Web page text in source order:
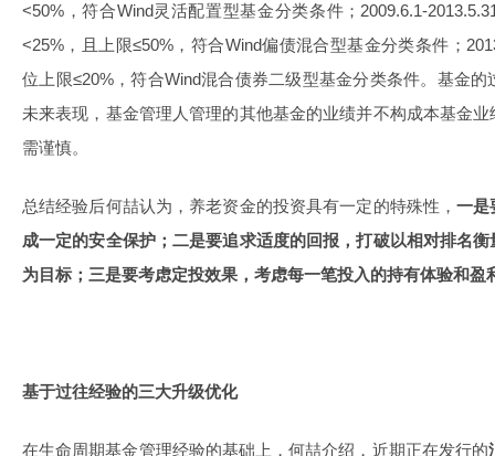
<50%，符合Wind灵活配置型基金分类条件；2009.6.1-
<25%，且上限≤50%，符合Wind偏债混合型基金分类条件；
位上限≤20%，符合Wind混合债券二级型基金分类条件。基金
未来表现，基金管理人管理的其他基金的业绩并不构成本基金
需谨慎。
总结经验后何喆认为，养老资金的投资具有一定的特殊性，一是
成一定的安全保护；二是要追求适度的回报，打破以相对排名
为目标；三是要考虑定投效果，考虑每一笔投入的持有体验和盈
基于过往经验的三大升级优化
在生命周期基金管理经验的基础上，何喆介绍，近期正在发行的